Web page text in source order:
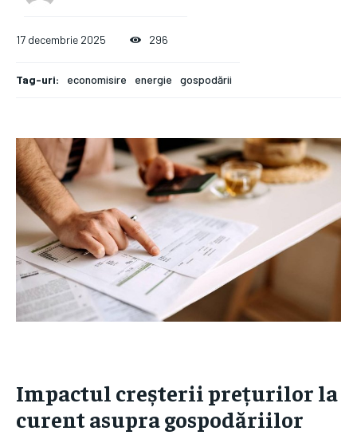
17 decembrie 2025 296
Tag-uri: economisire energie gospodării
Impactul creșterii prețurilor la
curent asupra gospodăriilor